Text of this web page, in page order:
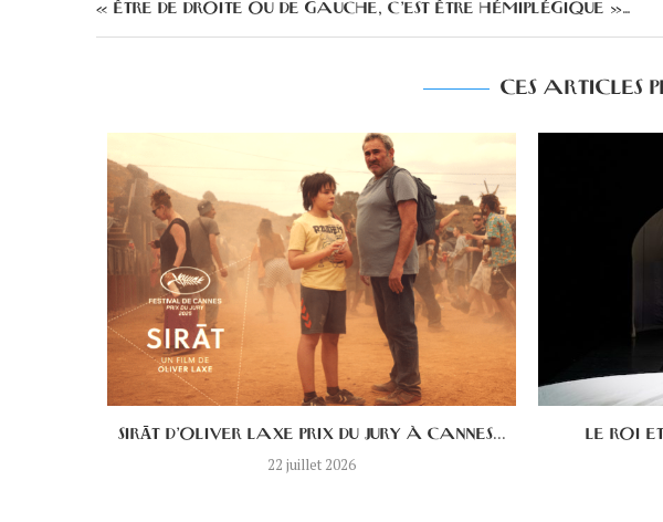
« ÊTRE DE DROITE OU DE GAUCHE, C’EST ÊTRE HÉMIPLÉGIQUE »…
CES ARTICLES
SIRĀT D’OLIVER LAXE PRIX DU JURY À CANNES...
22 juillet 2026
LE ROI